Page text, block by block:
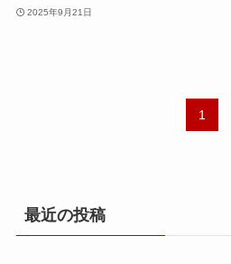
2025年9月21日
1
最近の投稿